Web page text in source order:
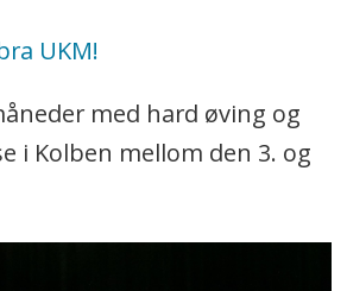
UKM!
med hard øving og
i Kolben mellom den 3. og